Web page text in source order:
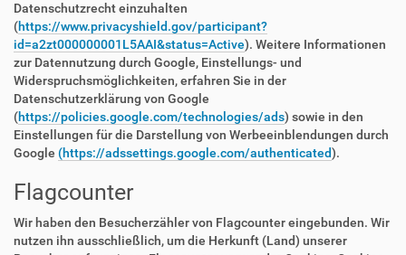
Datenschutzrecht einzuhalten
(https://www.privacyshield.gov/participant?
id=a2zt000000001L5AAI&status=Active). Weitere Informationen
zur Datennutzung durch Google, Einstellungs- und
Widerspruchsmöglichkeiten, erfahren Sie in der
Datenschutzerklärung von Google
(https://policies.google.com/technologies/ads) sowie in den
Einstellungen für die Darstellung von Werbeeinblendungen durch
Google (https://adssettings.google.com/authenticated).
Flagcounter
Wir haben den Besucherzähler von Flagcounter eingebunden. Wir
nutzen ihn ausschließlich, um die Herkunft (Land) unserer